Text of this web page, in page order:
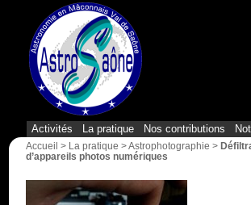
Activités La pratique Nos contributions
Accueil > La pratique >Astrophotographie >
d’appareils photos numériques